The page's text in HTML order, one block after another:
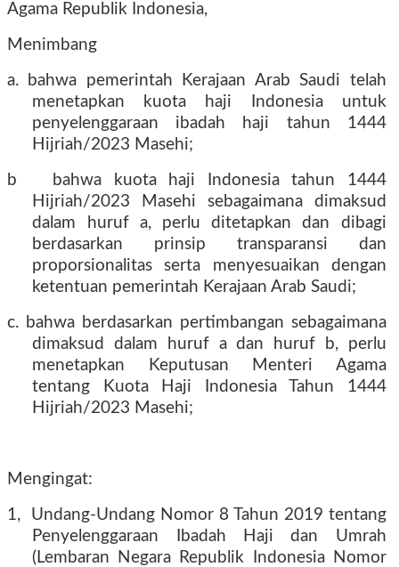
Agama Republik Indonesia,
Menimbang
a. bahwa pemerintah Kerajaan Arab Saudi telah
menetapkan kuota haji Indonesia untuk
penyelenggaraan ibadah haji tahun 1444
Hijriah/2023 Masehi;
b
bahwa kuota haji Indonesia tahun 1444
Hijriah/2023 Masehi sebagaimana dimaksud
dalam huruf a, perlu ditetapkan dan dibagi
berdasarkan prinsip transparansi dan
proporsionalitas serta menyesuaikan dengan
ketentuan pemerintah Kerajaan Arab Saudi;
c. bahwa berdasarkan pertimbangan sebagaimana
dimaksud dalam huruf a dan huruf b, perlu
menetapkan Keputusan Menteri Agama
tentang Kuota Haji Indonesia Tahun 1444
Hijriah/2023 Masehi;
Mengingat:
1,
Undang-Undang Nomor 8 Tahun 2019 tentang
Penyelenggaraan Ibadah Haji dan Umrah
(Lembaran Negara Republik Indonesia Nomor